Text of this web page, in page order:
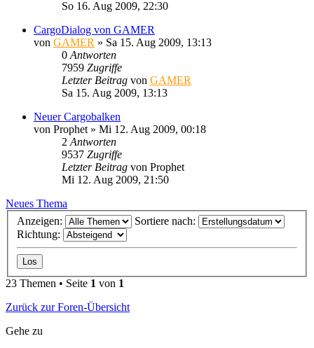
So 16. Aug 2009, 22:30
CargoDialog von GAMER
von GAMER » Sa 15. Aug 2009, 13:13
0 Antworten
7959 Zugriffe
Letzter Beitrag von GAMER
Sa 15. Aug 2009, 13:13
Neuer Cargobalken
von Prophet » Mi 12. Aug 2009, 00:18
2 Antworten
9537 Zugriffe
Letzter Beitrag von Prophet
Mi 12. Aug 2009, 21:50
Neues Thema
Anzeigen:
Sortiere nach:
Richtung:
23 Themen • Seite 1 von 1
Zurück zur Foren-Übersicht
Gehe zu